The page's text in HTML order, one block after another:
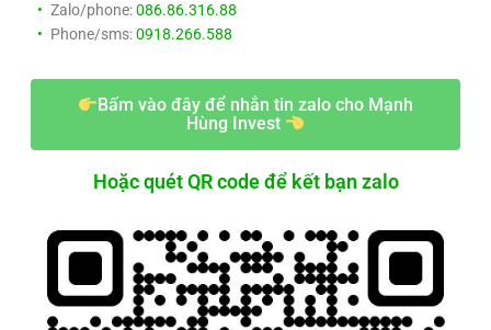
Zalo/phone:086.86.316.88
Phone/sms:0918.266.588
Bấm vào đây để nhắn tin zalo cho Mạnh
Hùng Invest
Hoặc quét QR code để kết bạn zalo